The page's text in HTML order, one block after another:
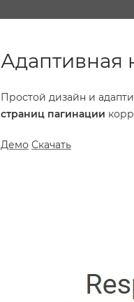
Адаптивная
Простой дизайн и
страниц пагинации
Демо Скачать